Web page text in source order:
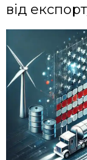
від